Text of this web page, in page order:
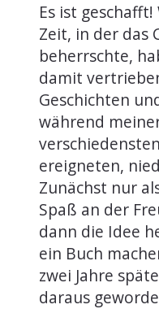
Es ist
Zeit, in der das
beherrschte,
damit
Geschichten
während
ereigneten,
Zunächst nur
Spaß an der
dann die Idee
ein Buch
zwei Jahre
daraus